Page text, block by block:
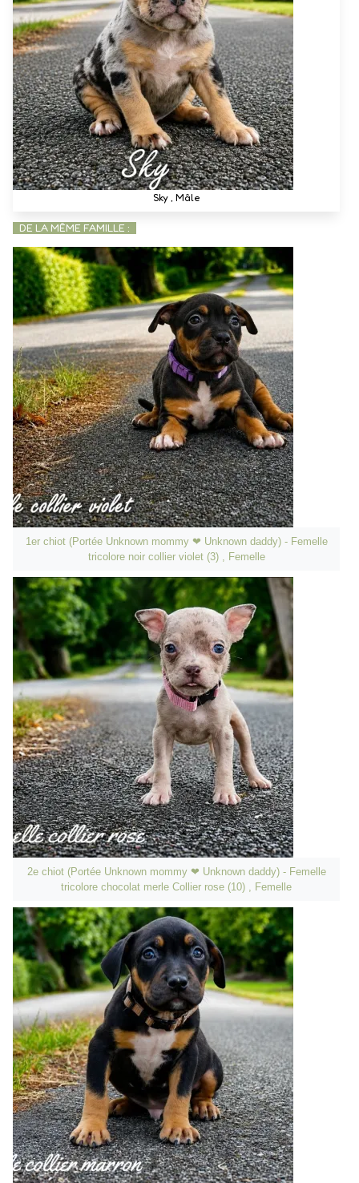
Sky , Mâle
DE LA MÊME FAMILLE :
1er chiot (Portée Unknown mommy ❤ Unknown daddy) - Femelle
tricolore noir collier violet (3) , Femelle
2e chiot (Portée Unknown mommy ❤ Unknown daddy) - Femelle
tricolore chocolat merle Collier rose (10) , Femelle